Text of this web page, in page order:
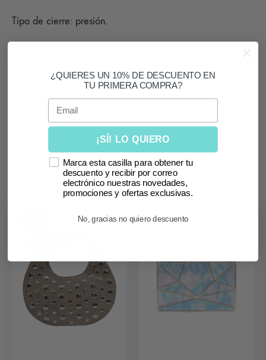
Tipo de cierre: presión.
*El color puede variar según la luz de la foto y el
dispositivo.
Productos relacionados
SIN
¿QUIERES UN 10% DE DESCUENTO EN
TU PRIMERA COMPRA?
Email
¡SÍ! LO QUIERO
Marca esta casilla para obtener tu
descuento y recibir por correo
electrónico nuestras novedades,
promociones y ofertas exclusivas.
No, gracias no quiero descuento